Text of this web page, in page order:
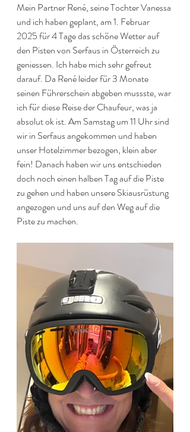
Mein Partner René, seine Tochter Vanessa
und ich haben geplant, am 1. Februar
2025 für 4 Tage das schöne Wetter auf
den Pisten von Serfaus in Österreich zu
geniessen. Ich habe mich sehr gefreut
darauf. Da René leider für 3 Monate
seinen Führerschein abgeben mussste, war
ich für diese Reise der Chaufeur, was ja
absolut ok ist. Am Samstag um 11 Uhr sind
wir in Serfaus angekommen und haben
unser Hotelzimmer bezogen, klein aber
fein! Danach haben wir uns entschieden
doch noch einen halben Tag auf die Piste
zu gehen und haben unsere Skiausrüstung
angezogen und uns auf den Weg auf die
Piste zu machen.